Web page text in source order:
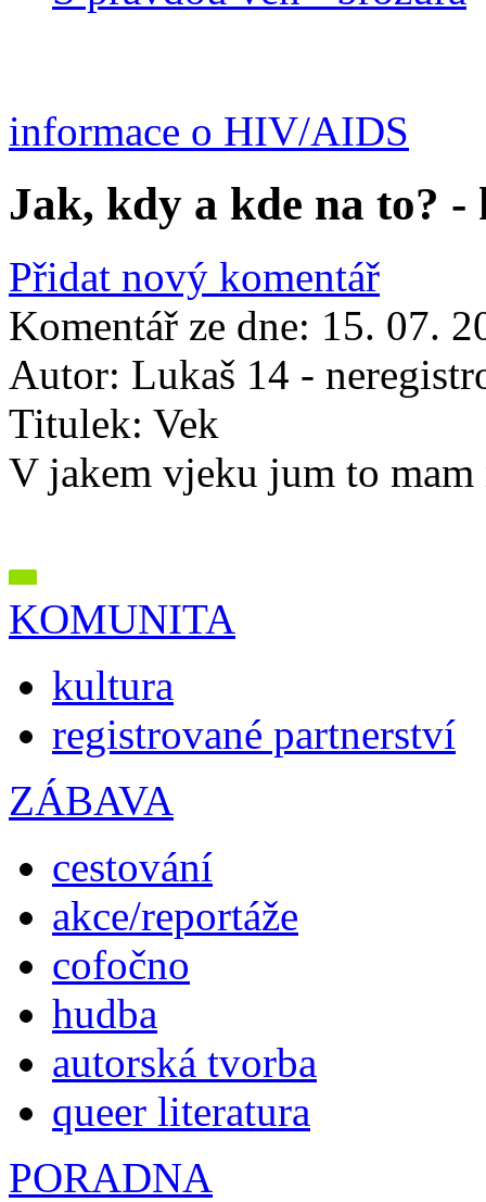
informace o HIV/AIDS
Jak, kdy a kde na to? -
Přidat nový komentář
Komentář ze dne: 15. 07.
Autor: Lukaš 14 -
Titulek: Vek
V jakem vjeku jum to
KOMUNITA
kultura
registrované partnerství
ZÁBAVA
cestování
akce/reportáže
cofočno
hudba
autorská tvorba
queer literatura
PORADNA